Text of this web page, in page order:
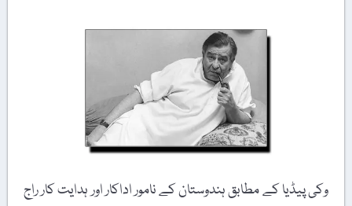
وکی پیڈیا کے مطابق ہندوستان کے نامور اداکار اور ہدایت کار راج